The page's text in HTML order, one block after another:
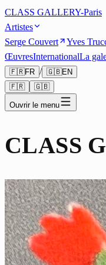
CLASS GALLERY-Paris
Artistes
Serge Couvert
Yves
ŒuvresInternationalLa
🇫🇷FR / 🇬🇧EN
🇫🇷
🇬🇧
Ouvrir le menu
CLASS